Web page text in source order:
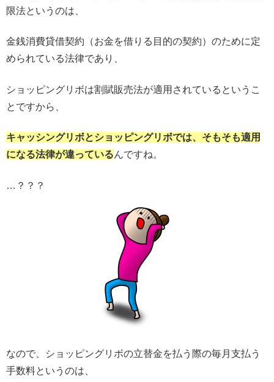
限法というのは、
金銭消費貸借契約（お金を借りる目的の契約）のために定
められている法律であり、
ショッピングリボは割賦販売法が適用されているというこ
とですから、
キャッシングリボとショッピングリボでは、そもそも適用
になる法律が違っているんですね。
…？？？
なので、ショッピングリボの立替金を払う際の毎月支払う
手数料というのは、